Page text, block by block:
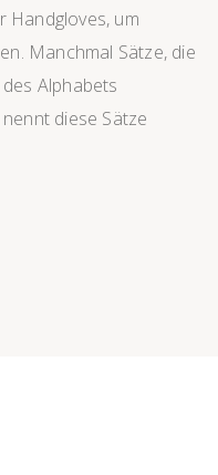
Handgloves, um
Manchmal Sätze, die
Alphabets
diese Sätze